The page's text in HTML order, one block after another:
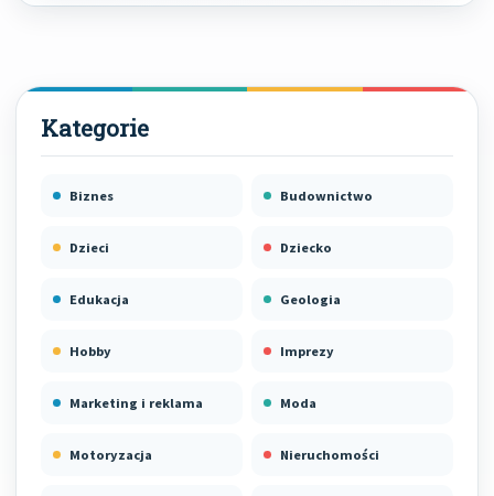
Biznes Budownictwo
Dzieci Dziecko
Edukacja Geologia
Hobby Imprezy
Marketing i reklama Moda
Motoryzacja Nieruchomości